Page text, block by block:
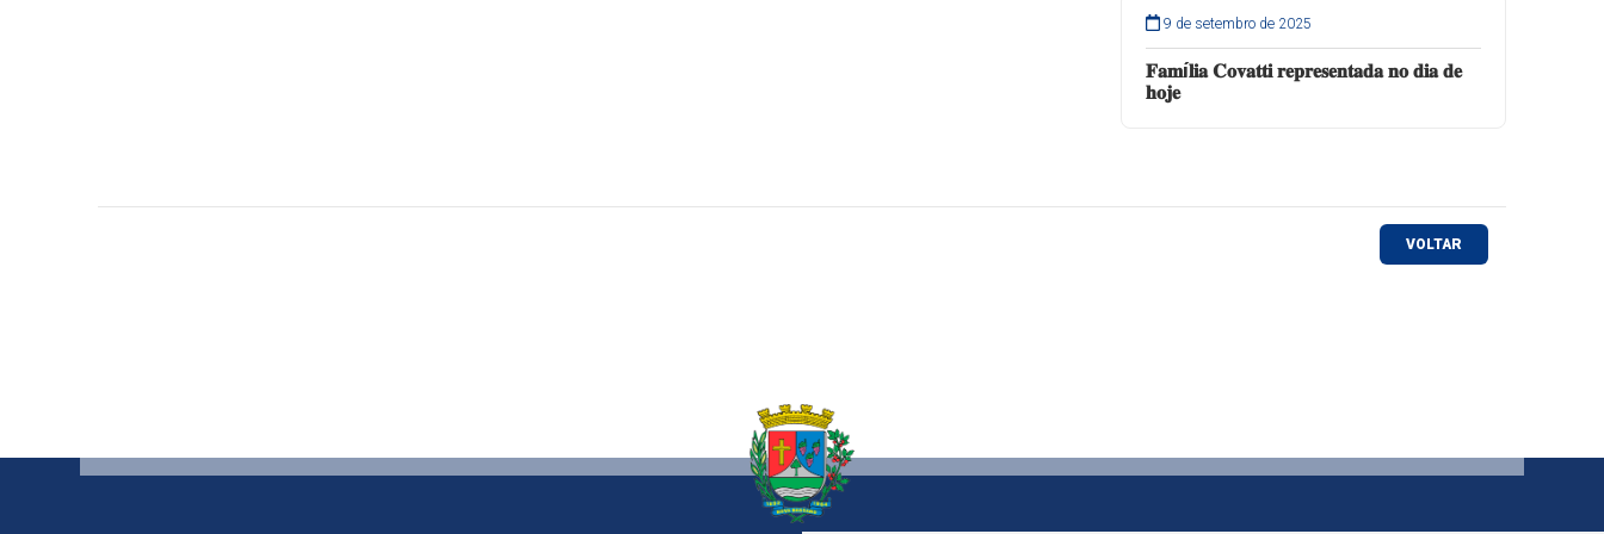
9 de setembro de 2025
𝐅𝐚𝐦í𝐥𝐢𝐚 𝐂𝐨𝐯𝐚𝐭𝐭𝐢 𝐫𝐞𝐩𝐫𝐞𝐬𝐞𝐧𝐭𝐚𝐝𝐚 𝐧𝐨 𝐝𝐢𝐚 𝐝𝐞
𝐡𝐨𝐣𝐞
VOLTAR